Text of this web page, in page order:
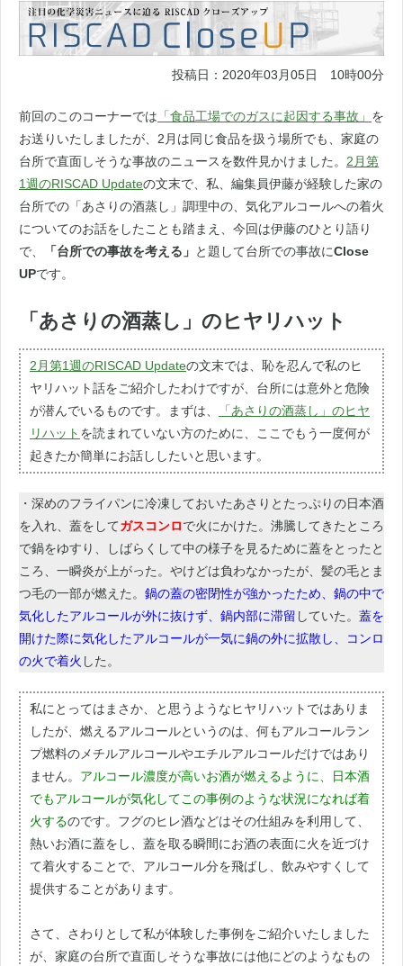
投稿日：2020年03月05日 10時00分
前回のこのコーナーでは 「食品工場でのガスに起因する事故」 を
お送りいたしましたが、2月は同じ食品を扱う場所でも、家庭の
台所で直面しそうな事故のニュースを数件見かけました。 2月第
1週のRISCAD Updateの文末で、私、編集員伊藤が経験した家の
台所での「あさりの酒蒸し」調理中の、気化アルコールへの着火
についてのお話をしたことも踏まえ、今回は伊藤のひとり語り
で、
「台所での事故を考える」 と題して台所での事故にClose
UPです。
「あさりの酒蒸し」のヒヤリハット
2月第1週のRISCAD Updateの文末では、恥を忍んで私のヒ
ヤリハット話をご紹介したわけですが、台所には意外と危険
が潜んでいるものです。まずは、
「あさりの酒蒸し」のヒヤ
リハット を読まれていない方のために、ここでもう一度何が
起きたか簡単にお話ししたいと思います。
・深めのフライパンに冷凍しておいたあさりとたっぷりの日本酒
を入れ、蓋をしてガスコンロで火にかけた。沸騰してきたところ
で鍋をゆすり、しばらくして中の様子を見るために蓋をとったと
ころ、一瞬炎が上がった。やけどは負わなかったが、髪の毛とま
つ毛の一部が燃えた。 鍋の蓋の密閉性が強かったため、鍋の中で
気化したアルコールが外に抜けず、鍋内部に滞留 していた。 蓋を
開けた際に気化したアルコールが一気に鍋の外に拡散し、コンロ
の火で着火 した。
私にとってはまさか、と思うようなヒヤリハットではありま
したが、燃えるアルコールというのは、何もアルコールラン
プ燃料のメチルアルコールやエチルアルコールだけではあり
ません。 アルコール濃度が高いお酒が燃えるように、日本酒
でもアルコールが気化してこの事例のような状況になれば着
火するのです。フグのヒレ酒などはその仕組みを利用して、
熱いお酒に蓋をし、蓋を取る瞬間にお酒の表面に火を近づけ
て着火することで、アルコール分を飛ばし、飲みやすくして
提供することがあります。
さて、さわりとして私が体験した事例をご紹介いたしました
が、家庭の台所で直面しそうな事故には他にどのようなもの